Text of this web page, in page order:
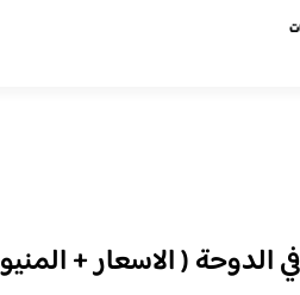
الدوحة ( الاسعار +